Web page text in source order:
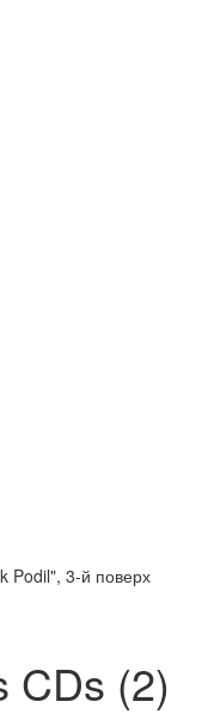
Podil", 3-й поверх
CDs (2)